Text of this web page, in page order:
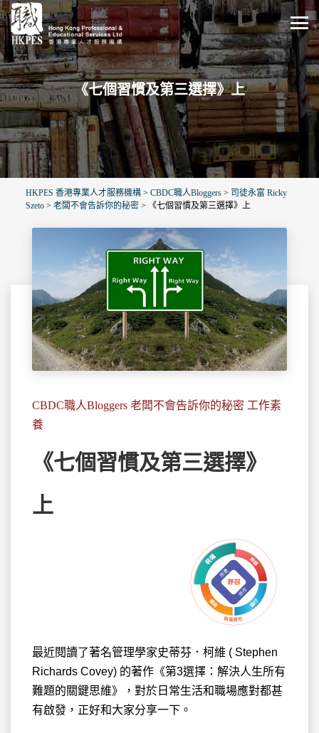
《七個習慣及第三選擇》上
HKPES 香港專業人才服務機構 > CBDC職人Bloggers > 司徒永富 Ricky
Szeto > 老闆不會告訴你的秘密 > 《七個習慣及第三選擇》上
CBDC職人Bloggers 老闆不會告訴你的秘密 工作素
養
《七個習慣及第三選擇》
上
最近閱讀了著名管理學家史蒂芬．柯維 ( Stephen
Richards Covey) 的著作《第3選擇：解決人生所有
難題的關鍵思維》，對於日常生活和職場應對都甚
有啟發，正好和大家分享一下。